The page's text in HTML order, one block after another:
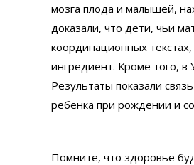
мозга плода и малышей,
доказали, что дети, чьи
координационных
ингредиент. Кроме того,
Результаты показали
ребенка при рождении и
Помните, что здоровье